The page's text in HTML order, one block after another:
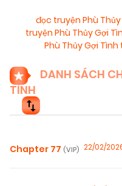
đọc truyện Phù
truyện Phù Thủy Gợi
Phù Thủy Gợi
DANH SÁCH
TÌNH
Chapter 77 (VIP) 22/02/